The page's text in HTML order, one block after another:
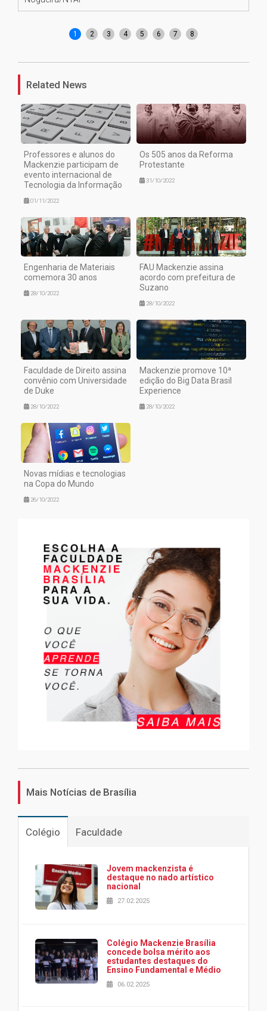
1 2 3 4 5 6 7 8
Related News
Professores e alunos do
Mackenzie participam de
evento internacional de
Tecnologia da Informação
01/11/2022
Os 505 anos da Reforma
Protestante
31/10/2022
Engenharia de Materiais
comemora 30 anos
28/10/2022
FAU Mackenzie assina
acordo com prefeitura de
Suzano
28/10/2022
Faculdade de Direito assina
convênio com Universidade
de Duke
28/10/2022
Mackenzie promove 10ª
edição do Big Data Brasil
Experience
28/10/2022
Novas mídias e tecnologias
na Copa do Mundo
26/10/2022
Mais Notícias de Brasília
Colégio Faculdade
Jovem mackenzista é
destaque no nado artístico
nacional
27.02.2025
Colégio Mackenzie Brasília
concede bolsa mérito aos
estudantes destaques do
Ensino Fundamental e Médio
06.02.2025